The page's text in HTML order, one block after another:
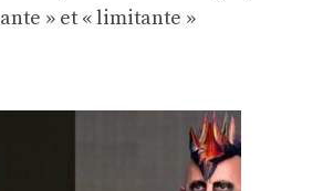
» et « limitante »